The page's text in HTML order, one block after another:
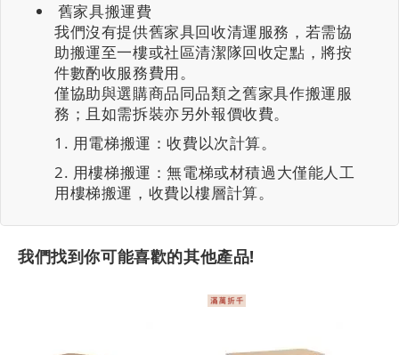
舊家具搬運費
我們沒有提供舊家具回收清運服務，若需協
助搬運至一樓或社區清潔隊回收定點，將按
件數酌收服務費用。
僅協助與選購商品同品類之舊家具作搬運服
務；且如需拆裝亦另外報價收費。
用電梯搬運：收費以次計算。
用樓梯搬運：無電梯或材積過大僅能人工
用樓梯搬運，收費以樓層計算。
我們找到你可能喜歡的其他產品!